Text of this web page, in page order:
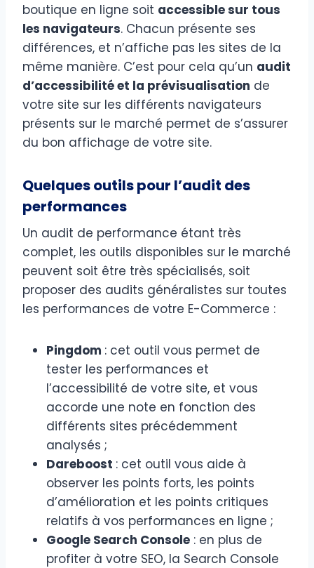
boutique en ligne soit accessible sur tous
les navigateurs. Chacun présente ses
différences, et n’affiche pas les sites de la
même manière. C’est pour cela qu’un audit
d’accessibilité et la prévisualisation de
votre site sur les différents navigateurs
présents sur le marché permet de s’assurer
du bon affichage de votre site.
Quelques outils pour l’audit des
performances
Un audit de performance étant très
complet, les outils disponibles sur le marché
peuvent soit être très spécialisés, soit
proposer des audits généralistes sur toutes
les performances de votre E-Commerce :
Pingdom : cet outil vous permet de
tester les performances et
l’accessibilité de votre site, et vous
accorde une note en fonction des
différents sites précédemment
analysés ;
Dareboost : cet outil vous aide à
observer les points forts, les points
d’amélioration et les points critiques
relatifs à vos performances en ligne ;
Google Search Console : en plus de
profiter à votre SEO, la Search Console